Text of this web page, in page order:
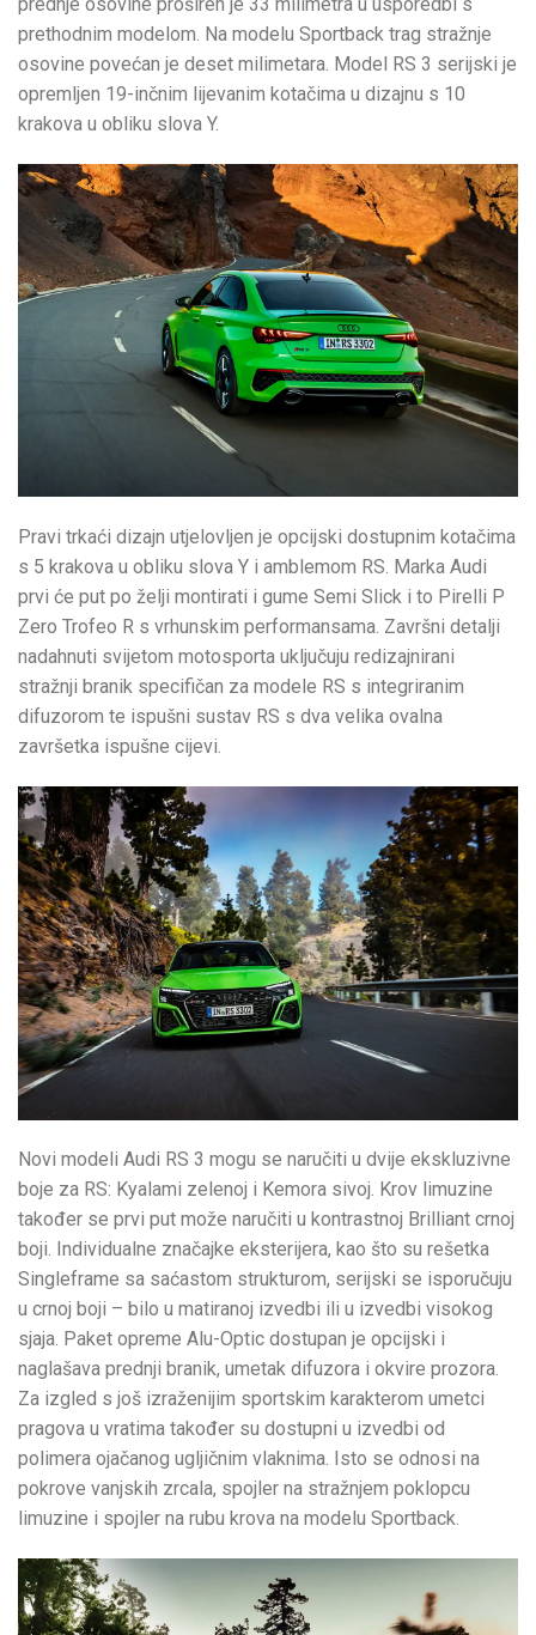
prethodnim modelom. Na modelu Sportback trag stražnje
osovine povećan je deset milimetara. Model RS 3 serijski je
opremljen 19-inčnim lijevanim kotačima u dizajnu s 10
krakova u obliku slova Y.
Pravi trkaći dizajn utjelovljen je opcijski dostupnim kotačima
s 5 krakova u obliku slova Y i amblemom RS. Marka Audi
prvi će put po želji montirati i gume Semi Slick i to Pirelli P
Zero Trofeo R s vrhunskim performansama. Završni detalji
nadahnuti svijetom motosporta uključuju redizajnirani
stražnji branik specifičan za modele RS s integriranim
difuzorom te ispušni sustav RS s dva velika ovalna
završetka ispušne cijevi.
Novi modeli Audi RS 3 mogu se naručiti u dvije ekskluzivne
boje za RS: Kyalami zelenoj i Kemora sivoj. Krov limuzine
također se prvi put može naručiti u kontrastnoj Brilliant crnoj
boji. Individualne značajke eksterijera, kao što su rešetka
Singleframe sa saćastom strukturom, serijski se isporučuju
u crnoj boji – bilo u matiranoj izvedbi ili u izvedbi visokog
sjaja. Paket opreme Alu-Optic dostupan je opcijski i
naglašava prednji branik, umetak difuzora i okvire prozora.
Za izgled s još izraženijim sportskim karakterom umetci
pragova u vratima također su dostupni u izvedbi od
polimera ojačanog ugljičnim vlaknima. Isto se odnosi na
pokrove vanjskih zrcala, spojler na stražnjem poklopcu
limuzine i spojler na rubu krova na modelu Sportback.